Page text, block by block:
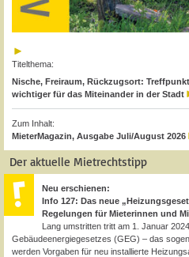
Titelthema:
Nische, Freiraum, Rückzugsort:
wichtiger für das Miteinander in der Stadt
Zum Inhalt:
MieterMagazin, Ausgabe Juli/August 2026
Der aktuelle Mietrechtstipp
Neu erschienen:
Info 127: Das neue
Regelungen für Mieterinnen und
Lang umstritten tritt am 1. Januar
Gebäudeenergiegesetzes (GEG) – das
werden Vorgaben für neu installierte